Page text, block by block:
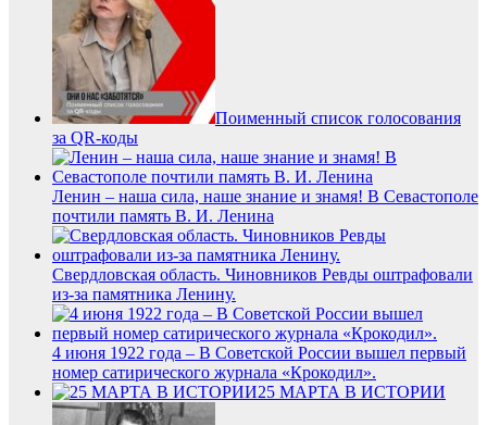
Поименный список голосования
за QR-коды
Ленин – наша сила, наше знание и знамя! В Севастополе
почтили память В. И. Ленина
Свердловская область. Чиновников Ревды оштрафовали
из-за памятника Ленину.
4 июня 1922 года – В Советской России вышел первый
номер сатирического журнала «Крокодил».
25 МАРТА В ИСТОРИИ